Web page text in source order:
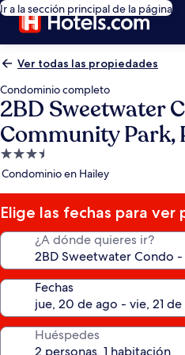
Ir a la sección principal de la página
Ver todas las propiedades
Condominio completo
2BD Sweetwater
Community Park,
Propiedad
de
estrellas
Condominio en Hailey
Elige las fechas para ver
¿A dónde quieres ir?
Fechas
Huéspedes